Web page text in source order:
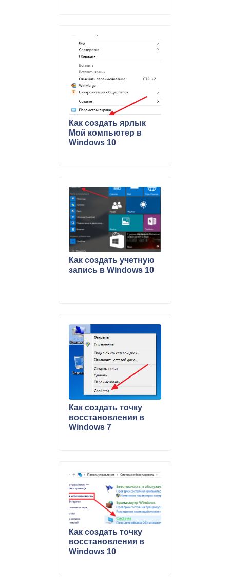
Как создать ярлык
Мой компьютер в
Windows 10
Как создать учетную
запись в Windows 10
Как создать точку
восстановления в
Windows 7
Как создать точку
восстановления в
Windows 10